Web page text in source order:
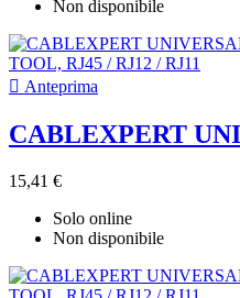
Non disponibile
 Anteprima
CABLEXPERT
15,41 €
Solo online
Non disponibile